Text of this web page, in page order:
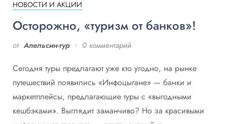
НОВОСТИ И АКЦИИ
Осторожно, «туризм от банков»!
от Апельсин-тур 0 комментарий
Сегодня туры предлагают уже кто угодно, на рынке
путешествий появились «Инфоцыгане» — банки и
маркетплейсы, предлагающие туры с «выгодными
кешбэками». Выглядит заманчиво? Но за красивыми